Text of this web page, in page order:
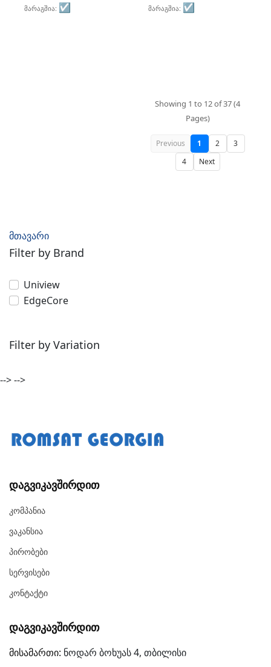
მთავარი
Filter by Brand
Uniview
EdgeCore
Filter by Variation
მარაგშია: ☑️ მარაგშია: ☑️
Showing 1 to 12 of 37 (4
Pages)
Previous 1 2
3
4
Next
-->-->
Დაგვიკავშირდით
Კომპანია
Ვაკანსია
Პირობები
Სერვისები
Კონტაქტი
Დაგვიკავშირდით
მისამართი: ნოდარ ბოხუას 4, თბილისი